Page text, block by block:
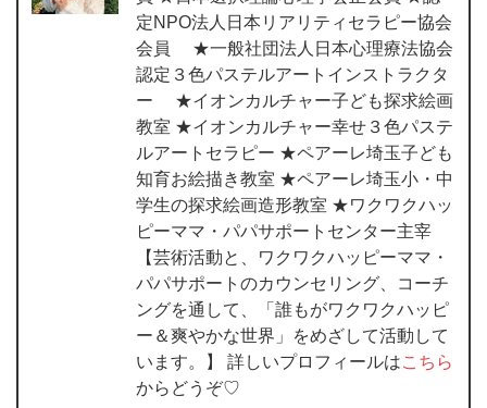
定NPO法人日本リアリティセラピー協会
会員 ★一般社団法人日本心理療法協会
認定３色パステルアートインストラクタ
ー ★イオンカルチャー子ども探求絵画
教室 ★イオンカルチャー幸せ３色パステ
ルアートセラピー ★ペアーレ埼玉子ども
知育お絵描き教室 ★ペアーレ埼玉小・中
学生の探求絵画造形教室 ★ワクワクハッ
ピーママ・パパサポートセンター主宰
【芸術活動と、ワクワクハッピーママ・
パパサポートのカウンセリング、コーチ
ングを通して、「誰もがワクワクハッピ
ー＆爽やかな世界」をめざして活動して
います。】 詳しいプロフィールはこちら
からどうぞ♡